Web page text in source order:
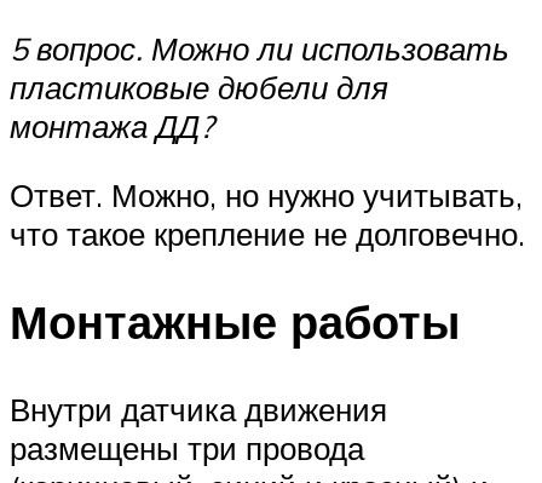
5 вопрос. Можно ли использовать
пластиковые дюбели для
монтажа ДД?
Ответ. Можно, но нужно учитывать,
что такое крепление не долговечно.
Монтажные работы
Внутри датчика движения
размещены три провода